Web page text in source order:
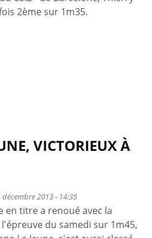
2ème sur 1m35.
VICTORIEUX À
2013 - 14:35
en titre a renoué avec la
du samedi sur 1m45,